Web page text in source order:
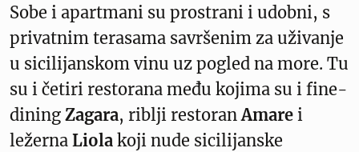
Sobe i apartmani su prostrani i udobni, s
privatnim terasama savršenim za uživanje
u sicilijanskom vinu uz pogled na more. Tu
su i četiri restorana među kojima su i fine-
dining Zagara, riblji restoranAmare i
ležerna Liola koji nude sicilijanske